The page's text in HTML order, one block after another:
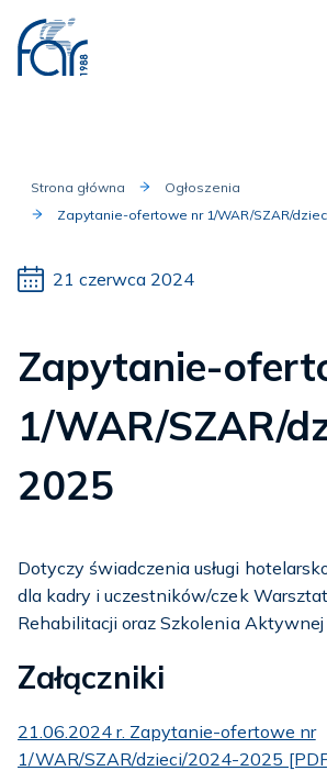
Strona główna
Ogłoszenia
Zapytanie-ofertowe nr 1/WAR/SZAR/
21 czerwca 2024
Zapytanie-
1/WAR/SZAR/
2025
Dotyczy świadczenia usługi
dla kadry i uczestników/czek
Rehabilitacji oraz Szkolenia Aktywnej
Załączniki
21.06.2024 r. Zapytanie-ofertowe nr
1/WAR/SZAR/dzieci/2024-2025